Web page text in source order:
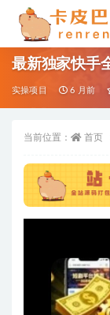
最新独家快手
实操项目 6 月前
当前位置： 首页
全部